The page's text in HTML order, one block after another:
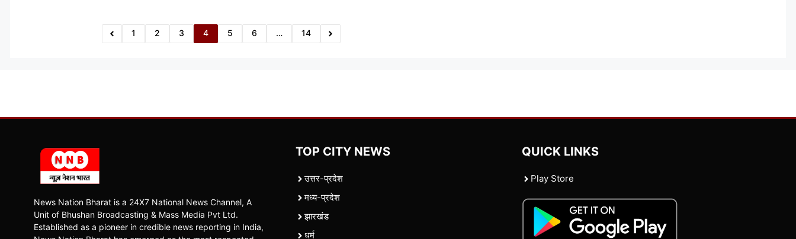
1 2 3 4 5 6 … 14
News Nation Bharat is a 24X7 National News Channel, A
Unit of Bhushan Broadcasting & Mass Media Pvt Ltd.
Established as a pioneer in credible news reporting in India,
TOP CITY NEWS
उत्तर-प्रदेश
मध्य-प्रदेश
झारखंड
धर्म
QUICK LINKS
Play Store